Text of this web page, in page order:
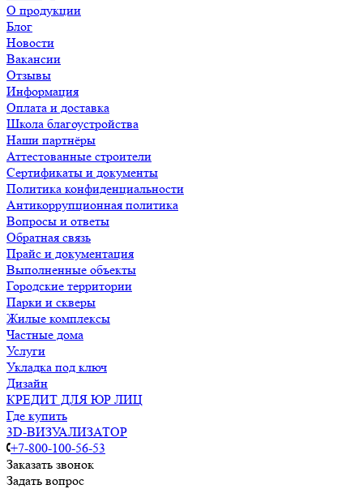
О продукции
Блог
Новости
Вакансии
Отзывы
Информация
Оплата и доставка
Школа благоустройства
Наши партнёры
Аттестованные строители
Сертификаты и документы
Политика конфиденциальности
Антикоррупционная политика
Вопросы и ответы
Обратная связь
Прайс и документация
Выполненные объекты
Городские территории
Парки и скверы
Жилые комплексы
Частные дома
Услуги
Укладка под ключ
Дизайн
КРЕДИТ ДЛЯ ЮР ЛИЦ
Где купить
3D-ВИЗУАЛИЗАТОР
+7-800-100-56-53
Заказать звонок
Задать вопрос